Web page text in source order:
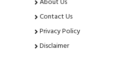
Contact Us
Privacy Policy
Disclaimer